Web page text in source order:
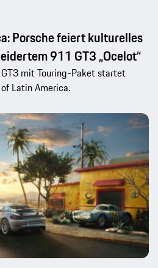
Porsche feiert kulturelles
911 GT3 „Ocelot“
mit Touring-Paket startet
Latin America.